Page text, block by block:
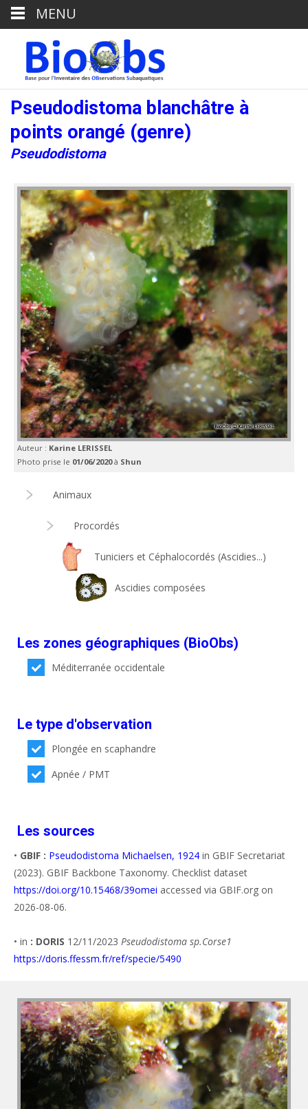
Pseudodistoma blanchâtre à
points orangé (genre)
Pseudodistoma
Auteur : Karine LERISSEL
Photo prise le 01/06/2020à Shun
Animaux
Procordés
Tuniciers et Céphalocordés (Ascidies...)
Ascidies composées
Les zones géographiques (BioObs)
Méditerranée occidentale
Le type d'observation
Plongée en scaphandre
Apnée / PMT
Les sources
• GBIF : Pseudodistoma Michaelsen, 1924 in GBIF Secretariat
(2023). GBIF Backbone Taxonomy. Checklist dataset
https://doi.org/10.15468/39omei accessed via GBIF.org on
2026-08-06.
• in : DORIS 12/11/2023 Pseudodistoma sp.Corse1
https://doris.ffessm.fr/ref/specie/5490
MENU